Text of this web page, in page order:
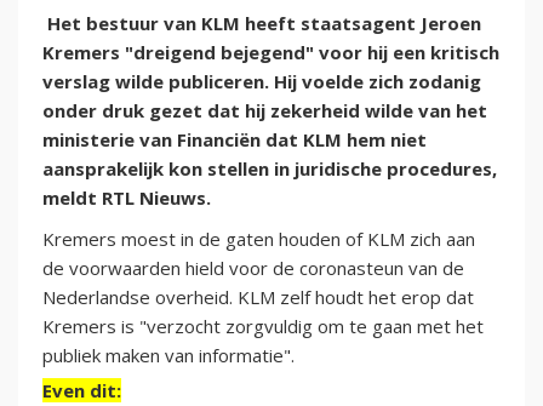
Het bestuur van KLM heeft staatsagent Jeroen
Kremers "dreigend bejegend" voor hij een kritisch
verslag wilde publiceren. Hij voelde zich zodanig
onder druk gezet dat hij zekerheid wilde van het
ministerie van Financiën dat KLM hem niet
aansprakelijk kon stellen in juridische procedures,
meldt RTL Nieuws.
Kremers moest in de gaten houden of KLM zich aan
de voorwaarden hield voor de coronasteun van de
Nederlandse overheid. KLM zelf houdt het erop dat
Kremers is "verzocht zorgvuldig om te gaan met het
publiek maken van informatie".
Even dit: